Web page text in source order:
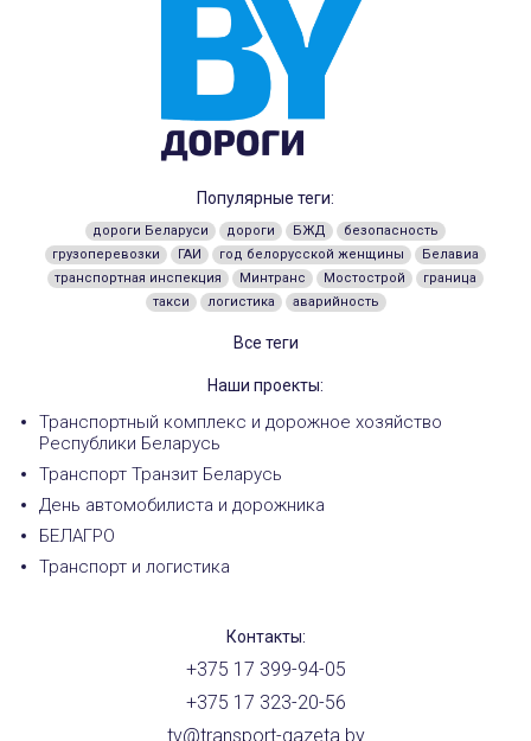
Популярные теги:
дороги Беларуси дороги БЖД
безопасность
грузоперевозки
ГАИ год белорусской женщины
Белавиа
транспортная инспекция
Минтранс Мостострой
граница
такси
логистика аварийность
Все теги
Наши проекты:
Транспортный комплекс и дорожное хозяйство
Республики Беларусь
Транспорт Транзит Беларусь
День автомобилиста и дорожника
БЕЛАГРО
Транспорт и логистика
Контакты:
+375 17 399-94-05
+375 17 323-20-56
tv@transport-gazeta.by